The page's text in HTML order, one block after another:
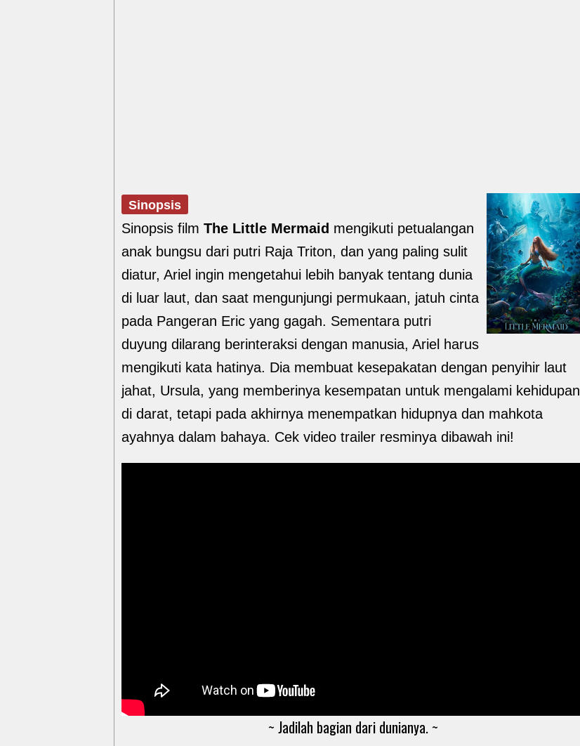
Sinopsis
Sinopsis film The Little Mermaid mengikuti petualangan
anak bungsu dari putri Raja Triton, dan yang paling sulit
diatur, Ariel ingin mengetahui lebih banyak tentang dunia
di luar laut, dan saat mengunjungi permukaan, jatuh cinta
pada Pangeran Eric yang gagah. Sementara putri
duyung dilarang berinteraksi dengan manusia, Ariel harus
mengikuti kata hatinya. Dia membuat kesepakatan dengan penyihir laut
jahat, Ursula, yang memberinya kesempatan untuk mengalami kehidupan
di darat, tetapi pada akhirnya menempatkan hidupnya dan mahkota
ayahnya dalam bahaya. Cek video trailer resminya dibawah ini!
~ Jadilah bagian dari dunianya. ~